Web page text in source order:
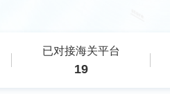
已对接海关平台
19